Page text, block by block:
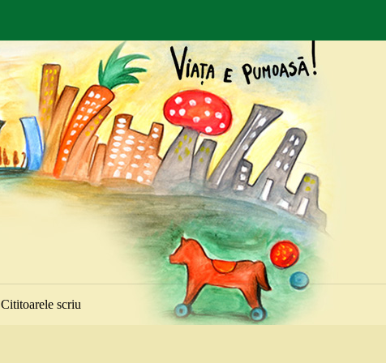
Cititoarele scriu